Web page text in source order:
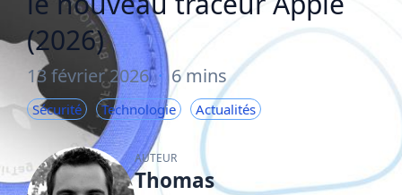
(2026)
13 février 2026 · 6 mins
Sécurité Technologie Actualités
AUTEUR
Thomas